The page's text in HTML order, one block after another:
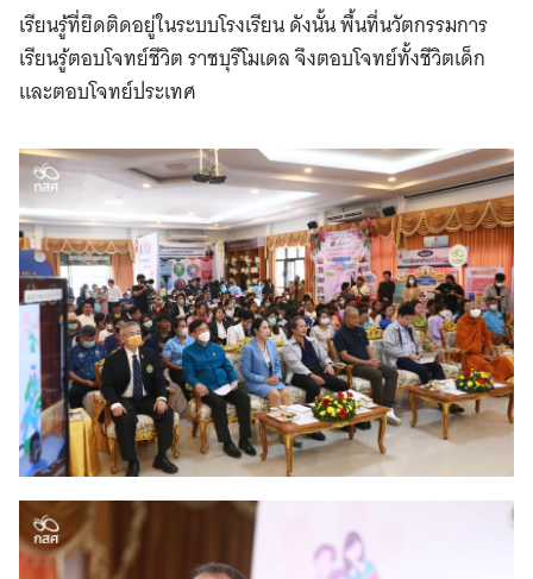
เรียนรู้ที่ยึดติดอยู่ในระบบโรงเรียน ดังนั้น พื้นที่นวัตกรรมการ
เรียนรู้ตอบโจทย์ชีวิต ราชบุรีโมเดล จึงตอบโจทย์ทั้งชีวิตเด็ก
และตอบโจทย์ประเทศ